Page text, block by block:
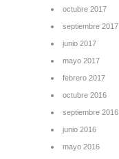
octubre 2017
septiembre 2017
junio 2017
mayo 2017
febrero 2017
octubre 2016
septiembre 2016
junio 2016
mayo 2016